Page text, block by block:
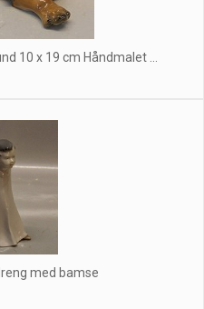
10 x 19 cm Håndmalet ...
med bamse